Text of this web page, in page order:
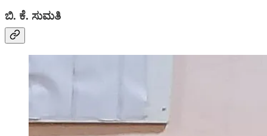
ಬಿ. ಕೆ. ಸುಮತಿ